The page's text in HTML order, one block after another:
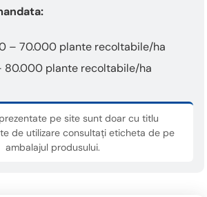
– 70.000 plante recoltabile/ha
80.000 plante recoltabile/ha
pe site sunt doar cu titlu
de utilizare consultați eticheta de pe
ambalajul produsului.